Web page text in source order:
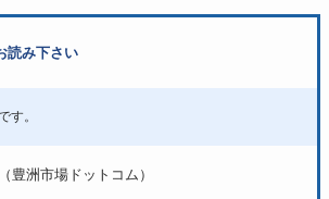
読み下さい
す。
（豊洲市場ドットコム）